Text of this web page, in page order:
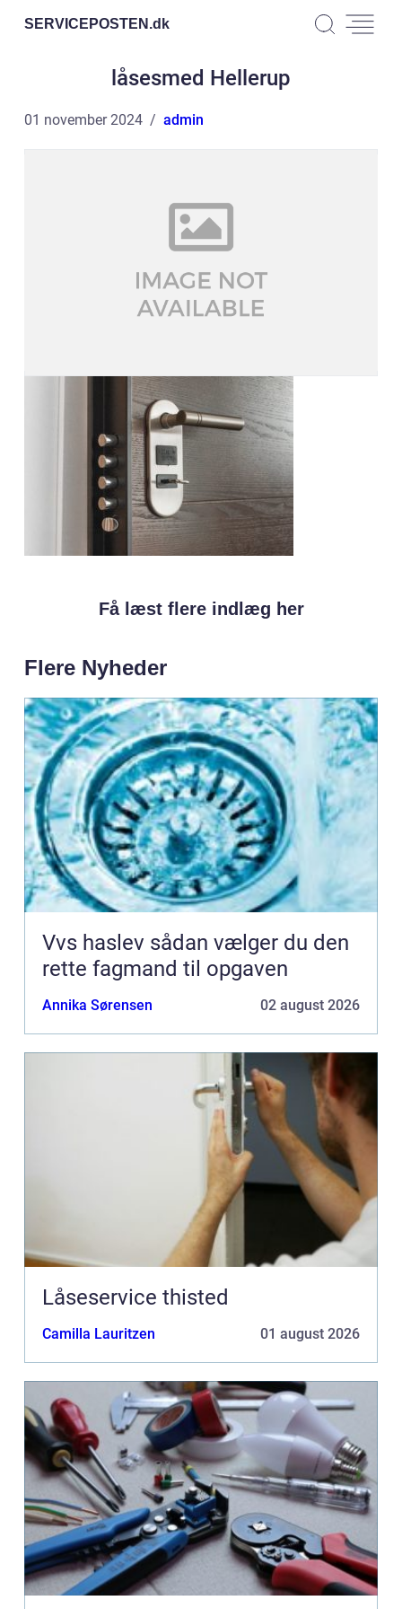
SERVICEPOSTEN.dk
låsesmed Hellerup
01 november 2024 admin
Få læst flere indlæg her
Flere Nyheder
Vvs haslev sådan vælger du den
rette fagmand til opgaven
Annika Sørensen 02 august 2026
Låseservice thisted
Camilla Lauritzen 01 august 2026